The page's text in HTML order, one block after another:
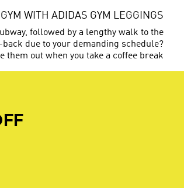
WITH ADIDAS GYM LEGGINGS
followed by a lengthy walk to the
due to your demanding schedule?
out when you take a coffee break.